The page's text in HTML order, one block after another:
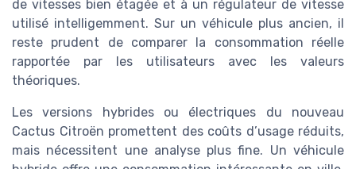
de vitesses bien étagée et à un régulateur de vitesse
utilisé intelligemment. Sur un véhicule plus ancien, il
reste prudent de comparer la consommation réelle
rapportée par les utilisateurs avec les valeurs
théoriques.
Les versions hybrides ou électriques du nouveau
Cactus Citroën promettent des coûts d’usage réduits,
mais nécessitent une analyse plus fine. Un véhicule